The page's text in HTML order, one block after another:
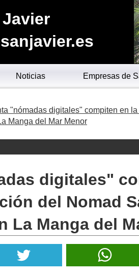
Noticias Empresas de
"nómadas digitales" compiten en
Manga del Mar Menor
digitales"
del Nomad
La Manga del